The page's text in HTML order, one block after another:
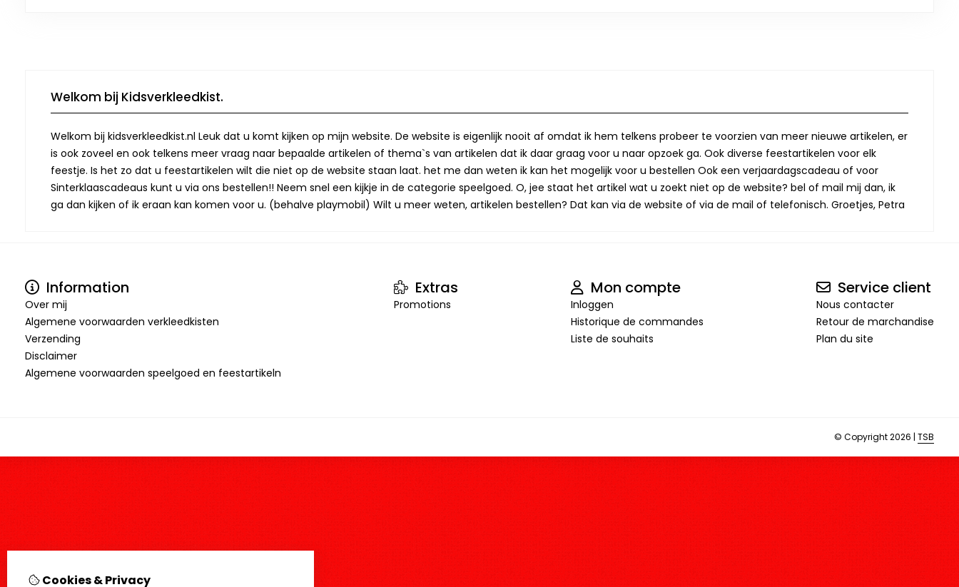
Welkom bij Kidsverkleedkist.
Welkom bij kidsverkleedkist.nl Leuk dat u komt kijken op mijn website. De website is eigenlijk nooit af omdat ik hem telkens probeer te voorzien van meer nieuwe artikelen, er
is ook zoveel en ook telkens meer vraag naar bepaalde artikelen of thema`s van artikelen dat ik daar graag voor u naar opzoek ga. Ook diverse feestartikelen voor elk
feestje. Is het zo dat u feestartikelen wilt die niet op de website staan laat. het me dan weten ik kan het mogelijk voor u bestellen Ook een verjaardagscadeau of voor
Sinterklaascadeaus kunt u via ons bestellen!! Neem snel een kijkje in de categorie speelgoed. O, jee staat het artikel wat u zoekt niet op de website? bel of mail mij dan, ik
ga dan kijken of ik eraan kan komen voor u. (behalve playmobil) Wilt u meer weten, artikelen bestellen? Dat kan via de website of via de mail of telefonisch. Groetjes, Petra
Information
Over mij
Algemene voorwaarden verkleedkisten
Verzending
Disclaimer
Algemene voorwaarden speelgoed en feestartikeln
Extras
Promotions
Mon compte
Inloggen
Historique de commandes
Liste de souhaits
Service client
Nous contacter
Retour de marchandise
Plan du site
© Copyright 2026 | TSB
Cookies & Privacy